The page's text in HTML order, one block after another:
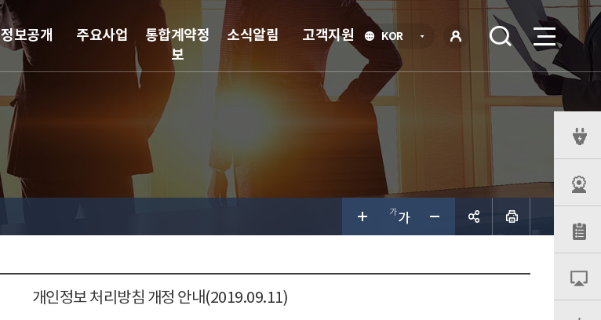
KOR언
선
그인
정보공개 주요사업
통합계약정
보
소식알림 고객지원
개인정보 처리방침 개정 안내(2019.09.11)